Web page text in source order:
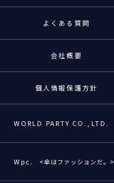
よくある質問
会社概要
個人情報保護方針
WORLD PARTY CO.,LTD.
Wpc. <傘はファッションだ。>